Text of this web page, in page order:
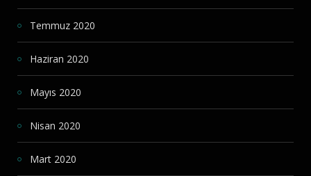
Temmuz 2020
Haziran 2020
Mayıs 2020
Nisan 2020
Mart 2020